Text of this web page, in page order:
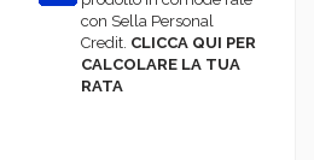
con Sella Personal
Credit. CLICCA QUI PER
CALCOLARE LA TUA
RATA